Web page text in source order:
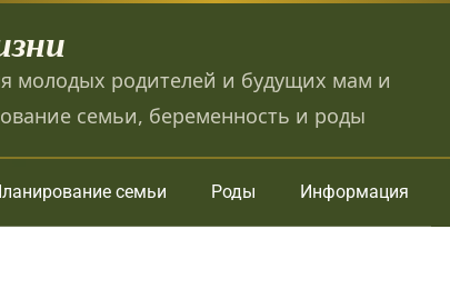
молодых родителей и будущих мам и
семьи, беременность и роды
семьи Роды Информация